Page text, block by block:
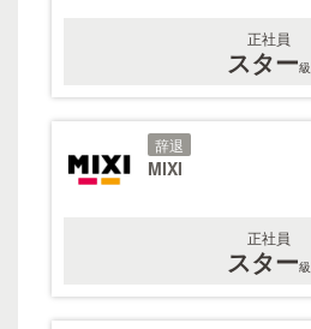
正社員
スター級
辞退
MIXI
正社員
スター級